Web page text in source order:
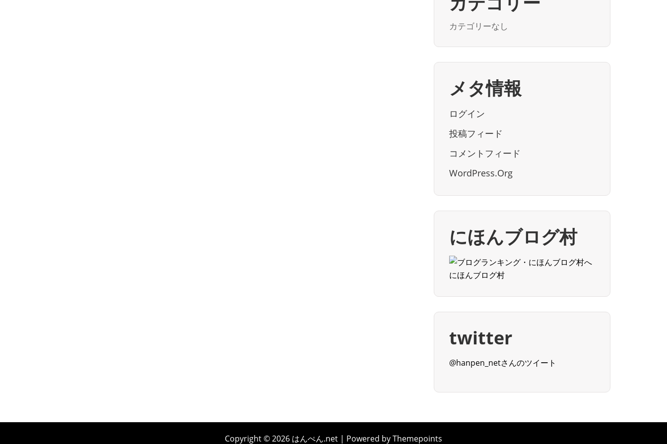
カテゴリーなし
メタ情報
ログイン
投稿フィード
コメントフィード
WordPress.org
にほんブログ村
にほんブログ村
twitter
@hanpen_netさんのツイート
Copyright © 2026 はんぺん.net | Powered by Themepoints